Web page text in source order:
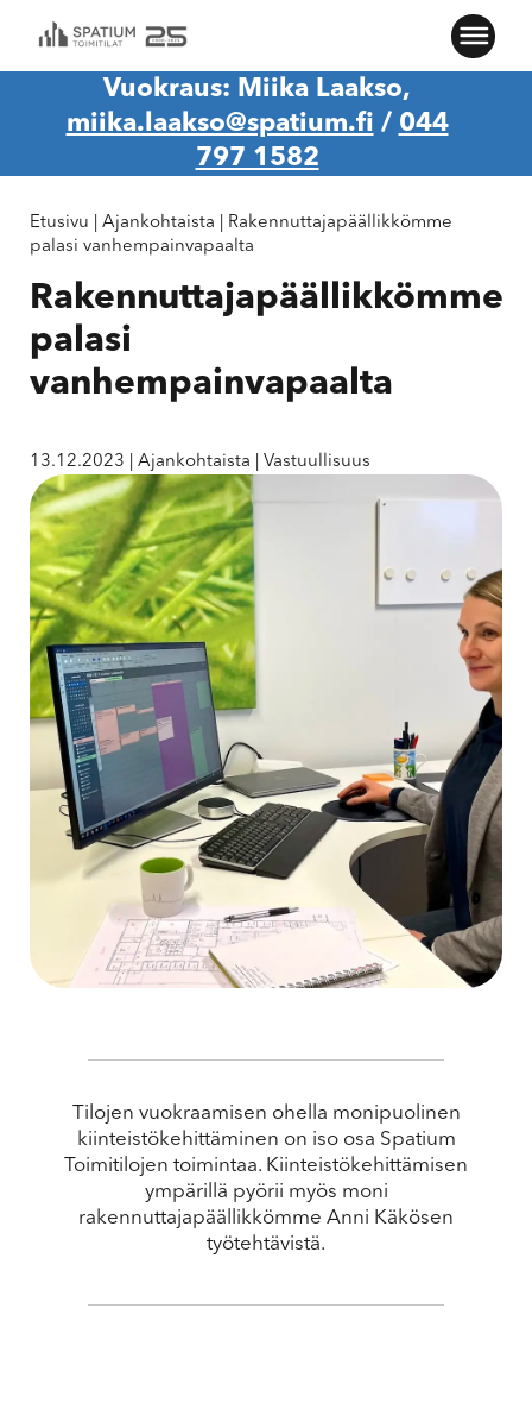
Vuokraus: Miika Laakso,
miika.laakso@spatium.fi / 044
797 1582
Etusivu Ajankohtaista
Rakennuttajapäällikkömme
palasi vanhempainvapaalta
Rakennuttajapäällikkömme
palasi
vanhempainvapaalta
13.12.2023 Ajankohtaista Vastuullisuus
Tilojen vuokraamisen ohella monipuolinen
kiinteistökehittäminen on iso osa Spatium
Toimitilojen toimintaa. Kiinteistökehittämisen
ympärillä pyörii myös moni
rakennuttajapäällikkömme Anni Käkösen
työtehtävistä.